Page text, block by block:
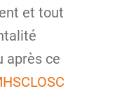
et tout
après ce